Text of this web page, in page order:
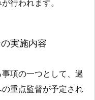
行われます。
実施内容
項の一つとして、過
重点監督が予定され